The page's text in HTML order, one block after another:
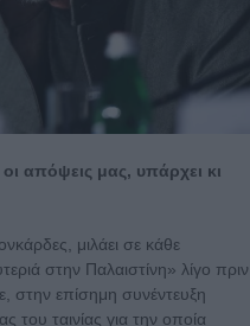
απόψεις μας, υπάρχει κι
μιλάει σε κάθε
στην Παλαιστίνη» λίγο πριν
στην επίσημη συνέντευξη
του ταινίας για την οποία